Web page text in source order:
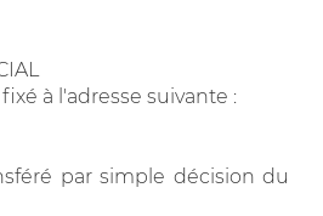
à l'adresse suivante :
par simple décision du